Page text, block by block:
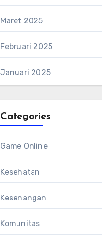
Maret 2025
Februari 2025
Januari 2025
Categories
Game Online
Kesehatan
Kesenangan
Komunitas